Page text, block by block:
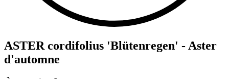
ASTER cordifolius 'Blütenregen' - Aster
d'automne